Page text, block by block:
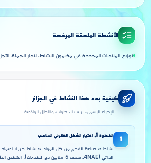
الأنشطة الملحقة المرخصة
توزيع المنتجات المحددة في مضمون النشاط، لتجار الجملة،
كيفية بدء هذا النشاط في الجزائر
الإجراء الرسمي، ترتيب الخطوات، والآجال الواقعية
1
الخطوة 1
, اختيار الشكل القانوني المناسب
نشاط « صناعة الفحم من كل المواد » نشاط حر, لا اعتماد